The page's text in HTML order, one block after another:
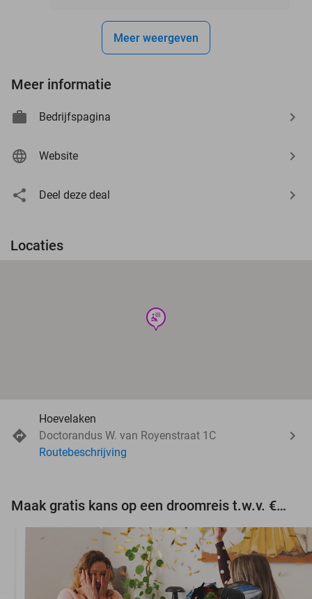
Meer weergeven
Meer informatie
Bedrijfspagina
Website
Deel deze deal
Locaties
wellness
Hoevelaken
Doctorandus W. van Royenstraat 1C
Routebeschrijving
Maak gratis kans op een droomreis t.w.v. €3.000!